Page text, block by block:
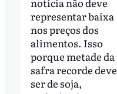
representar baixa
nos preços dos
alimentos. Isso
porque metade da
safra recorde deve
ser de soja,